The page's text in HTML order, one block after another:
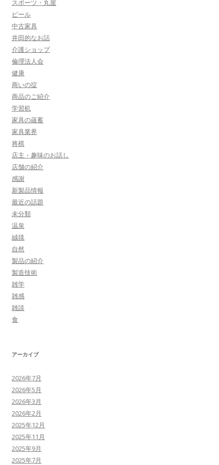
スポーツ・丸屋
ビール
中古家具
井田的なお話
介護ショップ
倫理法人会
健康
商いの掟
商品のご紹介
学習机
家具の蘊蓄
家具業界
将棋
店主・趣味のお話し
店舗の紹介
感謝
新製品情報
最近の話題
未分類
温泉
絨毯
自然
製品の紹介
製造技術
雑学
雑感
雑談
食
アーカイブ
2026年7月
2026年5月
2026年3月
2026年2月
2025年12月
2025年11月
2025年9月
2025年7月